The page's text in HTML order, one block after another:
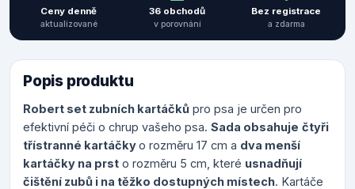
Ceny denně
aktualizované
36 obchodů
v porovnání
Bez registrace
a zdarma
Popis produktu
Robert set zubních kartáčků pro psa je určen pro
efektivní péči o chrup vašeho psa. Sada obsahuje čtyři
třístranné kartáčkyo rozměru 17 cm a dva menší
kartáčky na prst o rozměru 5 cm, které usnadňují
čištění zubů i na těžko dostupných místech. Kartáče